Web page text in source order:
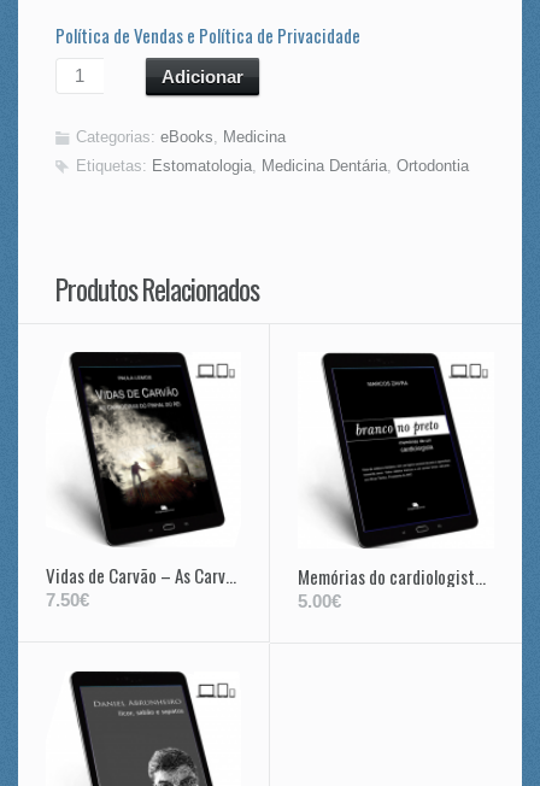
Política de Vendas e Política de Privacidade
Adicionar
Categorias:eBooks
Medicina
Etiquetas: Estomatologia Medicina Dentária ,Ortodontia
Produtos Relacionados
Vidas de Carvão – As Carvoeiras do Pinhal do Rei
7.50€
Memórias do cardiologista de Samora Machel e de Oliver Tambo
5.00€